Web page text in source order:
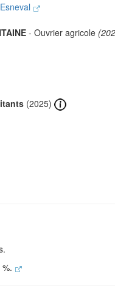
- Ouvrier agricole
(2025)